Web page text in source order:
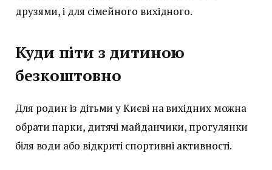
друзями, і для сімейного вихідного.
Куди піти з дитиною
безкоштовно
Для родин із дітьми у Києві на вихідних можна
обрати парки, дитячі майданчики, прогулянки
біля води або відкриті спортивні активності.